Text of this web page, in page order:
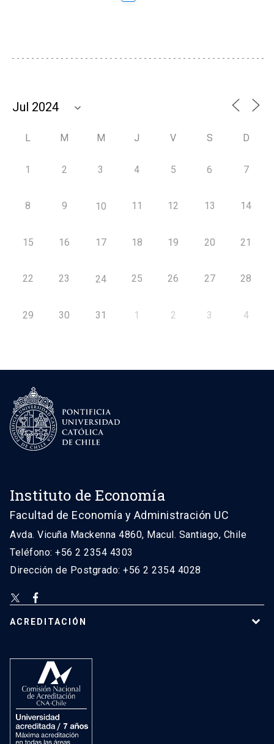
L M M J V S D
1 2 3 4 5 6 7
8 9 10 11 12 13 14
15 16 17 18 19 20 21
22 23 24 25 26 27 28
29 30 31 1 2 3 4
Instituto de Economía
Facultad de Economía y Administración UC
Avda. Vicuña Mackenna 4860, Macul. Santiago, Chile
Teléfono: +56 2 2354 4303
Dirección de Postgrado: +56 2 2354 4028
ACREDITACIÓN